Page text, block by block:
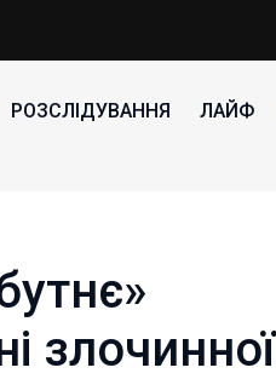
РОЗСЛІДУВАННЯ ЛАЙФ
злочинної